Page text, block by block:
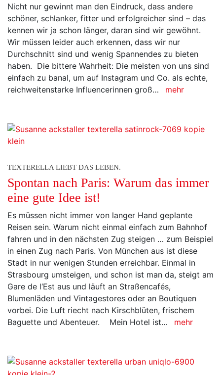
Nicht nur gewinnt man den Eindruck, dass andere
schöner, schlanker, fitter und erfolgreicher sind – das
kennen wir ja schon länger, daran sind wir gewöhnt.
Wir müssen leider auch erkennen, dass wir nur
Durchschnitt sind und wenig Spannendes zu bieten
haben. Die bittere Wahrheit: Die meisten von uns sind
einfach zu banal, um auf Instagram und Co. als echte,
reichweitenstarke Influencerinnen groß…
mehr
TEXTERELLA LIEBT DAS LEBEN.
Spontan nach Paris: Warum das immer
eine gute Idee ist!
Es müssen nicht immer von langer Hand geplante
Reisen sein. Warum nicht einmal einfach zum Bahnhof
fahren und in den nächsten Zug steigen … zum Beispiel
in einen Zug nach Paris. Von München aus ist diese
Stadt in nur wenigen Stunden erreichbar. Einmal in
Strasbourg umsteigen, und schon ist man da, steigt am
Gare de l‘Est aus und läuft an Straßencafés,
Blumenläden und Vintagestores oder an Boutiquen
vorbei. Die Luft riecht nach Kirschblüten, frischem
Baguette und Abenteuer. Mein Hotel ist…
mehr